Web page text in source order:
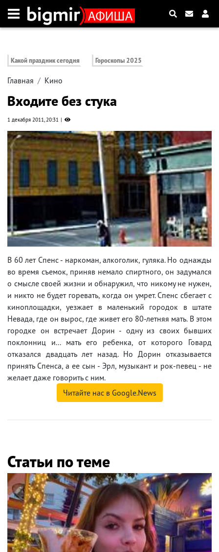
Какой праздник сегодня Гороскопы 2025
Главная Кино
Входите без стука
1 декабря 2011, 20:31
В 60 лет Спенс - наркоман, алкоголик, гуляка. Но однажды
во время съемок, приняв немало спиртного, он задумался
о смысле своей жизни и обнаружил, что никому не нужен,
и никто не будет горевать, когда он умрет. Спенс сбегает с
киноплощадки, уезжает в маленький городок в штате
Невада, где он вырос, где живет его 80-летняя мать. В этом
городке он встречает Дорин - одну из своих бывших
поклонниц и... мать его ребенка, от которого Говард
отказался двадцать лет назад. Но Дорин отказывается
принять Спенса, а ее сын - Эрл, музыкант и рок-певец - не
желает даже говорить с ним.
Читайте нас в Google.News
Статьи по теме